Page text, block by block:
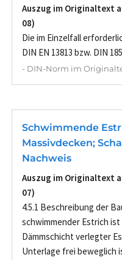
Auszug im Originaltext
08)
Die im Einzelfall
DIN EN 13813 bzw. DIN
- DIN-Norm im
Schwimmende
Massivdecken;
Nachweis
Auszug im Originaltext
07)
4.5.1 Beschreibung der
schwimmender Estrich
Dämmschicht verlegter
Unterlage frei beweglich